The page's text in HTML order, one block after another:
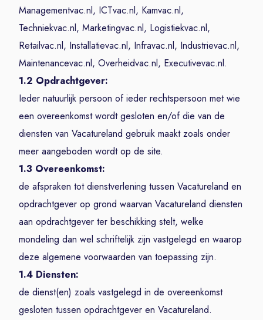
Managementvac.nl, ICTvac.nl, Kamvac.nl,
Techniekvac.nl, Marketingvac.nl, Logistiekvac.nl,
Retailvac.nl, Installatievac.nl, Infravac.nl, Industrievac.nl,
Maintenancevac.nl, Overheidvac.nl, Executivevac.nl.
1.2 Opdrachtgever:
Ieder natuurlijk persoon of ieder rechtspersoon met wie
een overeenkomst wordt gesloten en/of die van de
diensten van Vacatureland gebruik maakt zoals onder
meer aangeboden wordt op de site.
1.3 Overeenkomst:
de afspraken tot dienstverlening tussen Vacatureland en
opdrachtgever op grond waarvan Vacatureland diensten
aan opdrachtgever ter beschikking stelt, welke
mondeling dan wel schriftelijk zijn vastgelegd en waarop
deze algemene voorwaarden van toepassing zijn.
1.4 Diensten:
de dienst(en) zoals vastgelegd in de overeenkomst
gesloten tussen opdrachtgever en Vacatureland.